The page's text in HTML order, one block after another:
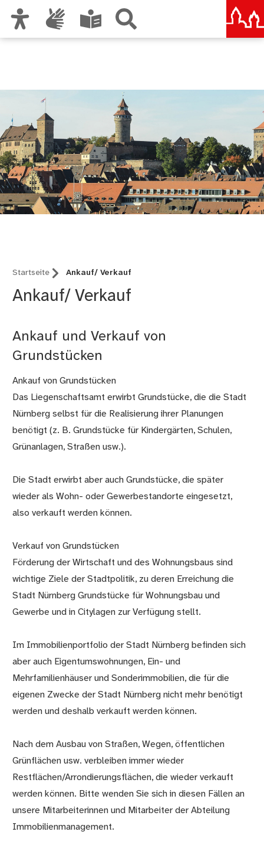
Startseite Ankauf/ Verkauf
Ankauf/ Verkauf
Ankauf und Verkauf von
Grundstücken
Ankauf von Grundstücken
Das Liegenschaftsamt erwirbt Grundstücke, die die Stadt
Nürnberg selbst für die Realisierung ihrer Planungen
benötigt (z. B. Grundstücke für Kindergärten, Schulen,
Grünanlagen, Straßen usw.).
Die Stadt erwirbt aber auch Grundstücke, die später
wieder als Wohn- oder Gewerbestandorte eingesetzt,
also verkauft werden können.
Verkauf von Grundstücken
Förderung der Wirtschaft und des Wohnungsbaus sind
wichtige Ziele der Stadtpolitik, zu deren Erreichung die
Stadt Nürnberg Grundstücke für Wohnungsbau und
Gewerbe und in Citylagen zur Verfügung stellt.
Im Immobilienportfolio der Stadt Nürnberg befinden sich
aber auch Eigentumswohnungen, Ein- und
Mehrfamilienhäuser und Sonderimmobilien, die für die
eigenen Zwecke der Stadt Nürnberg nicht mehr benötigt
werden und deshalb verkauft werden können.
Nach dem Ausbau von Straßen, Wegen, öffentlichen
Grünflächen usw. verbleiben immer wieder
Restflächen/Arrondierungsflächen, die wieder verkauft
werden können. Bitte wenden Sie sich in diesen Fällen an
unsere Mitarbeiterinnen und Mitarbeiter der Abteilung
Immobilienmanagement.